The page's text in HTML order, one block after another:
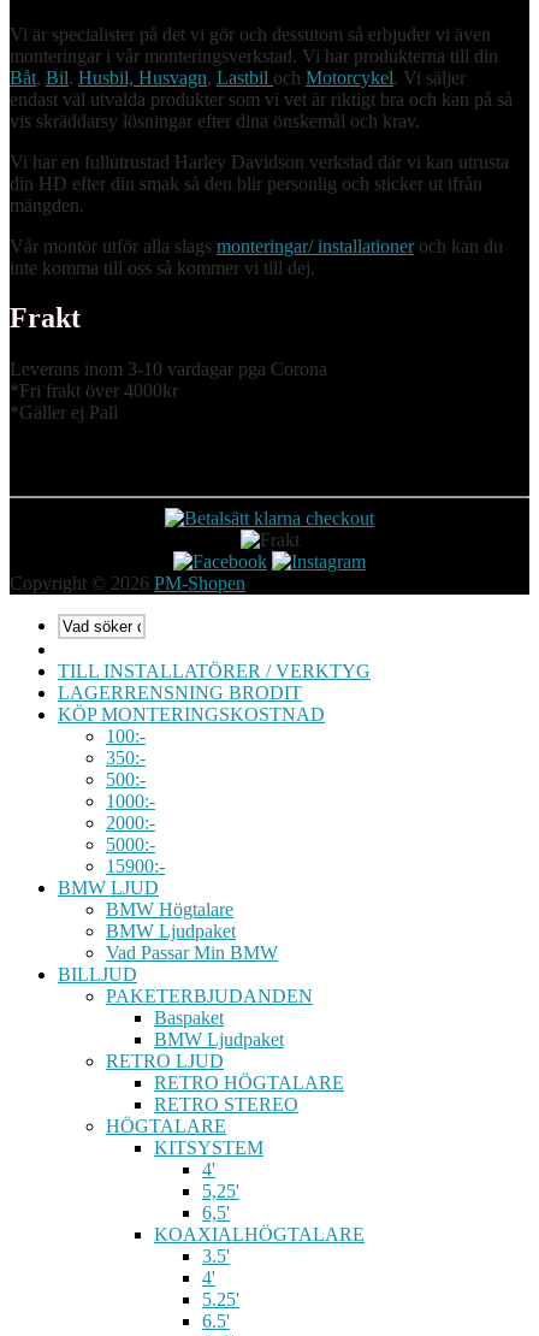
Vi är specialister på det vi gör och dessutom så erbjuder vi även
monteringar i vår monteringsverkstad. Vi har produkterna till din
Båt, Bil, Husbil, Husvagn, Lastbil och Motorcykel. Vi säljer
endast väl utvalda produkter som vi vet är riktigt bra och kan på så
vis skräddarsy lösningar efter dina önskemål och krav.
Vi har en fullutrustad Harley Davidson verkstad där vi kan utrusta
din HD efter din smak så den blir personlig och sticker ut ifrån
mängden.
Vår montör utför alla slags monteringar/ installationeroch kan du
inte komma till oss så kommer vi till dej.
Frakt
Leverans inom 3-10 vardagar pga Corona
*Fri frakt över 4000kr
*Gäller ej Pall
Copyright © 2026 PM-Shopen
TILL INSTALLATÖRER / VERKTYG
LAGERRENSNING BRODIT
KÖP MONTERINGSKOSTNAD
100:-
350:-
500:-
1000:-
2000:-
5000:-
15900:-
BMW LJUD
BMW Högtalare
BMW Ljudpaket
Vad Passar Min BMW
BILLJUD
PAKETERBJUDANDEN
Baspaket
BMW Ljudpaket
RETRO LJUD
RETRO HÖGTALARE
RETRO STEREO
HÖGTALARE
KITSYSTEM
4'
5,25'
6,5'
KOAXIALHÖGTALARE
3.5'
4'
5.25'
6.5'